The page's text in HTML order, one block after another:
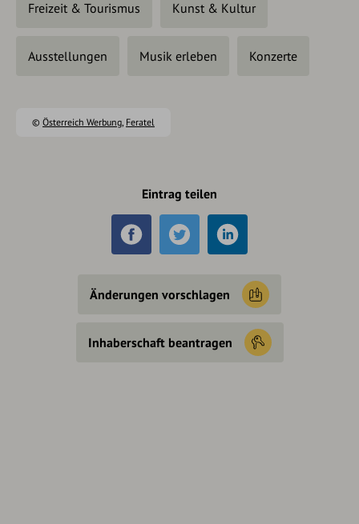
Freizeit & Tourismus Kunst & Kultur
Ausstellungen Musik erleben Konzerte
© Österreich Werbung, Feratel
Eintrag teilen
Änderungen vorschlagen
Inhaberschaft beantragen